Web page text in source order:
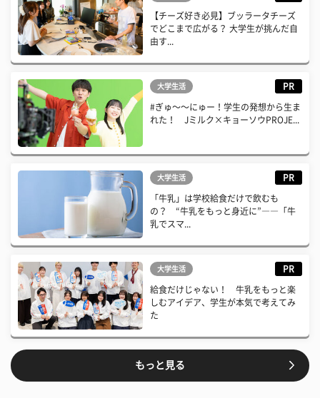
【チーズ好き必見】ブッラータチーズ
でどこまで広がる？ 大学生が挑んだ自
由す...
大学生活 PR
#ぎゅ〜〜にゅー！学生の発想から生ま
れた！ Jミルク×キョーソウPROJE...
大学生活 PR
「牛乳」は学校給食だけで飲むも
の？ “牛乳をもっと身近に”――「牛
乳でスマ...
大学生活 PR
給食だけじゃない！ 牛乳をもっと楽
しむアイデア、学生が本気で考えてみ
た
もっと見る